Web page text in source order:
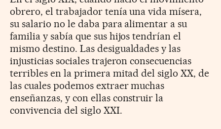
obrero, el trabajador tenía una vida mísera,
su salario no le daba para alimentar a su
familia y sabía que sus hijos tendrían el
mismo destino. Las desigualdades y las
injusticias sociales trajeron consecuencias
terribles en la primera mitad del siglo XX, de
las cuales podemos extraer muchas
enseñanzas, y con ellas construir la
convivencia del siglo XXI.